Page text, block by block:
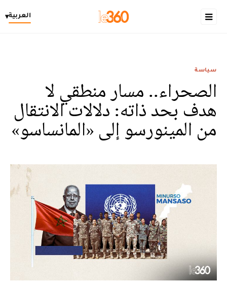
العربية▾
سياسة
الصحراء.. مسار منطقي لا
هدف بحد ذاته: دلالات الانتقال
من المينورسو إلى «المانساسو»